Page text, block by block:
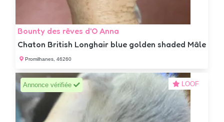
Bounty des rêves d'O Anna
Chaton British Longhair blue golden shaded Mâle
Promilhanes, 46260
Annonce vérifiée LOOF